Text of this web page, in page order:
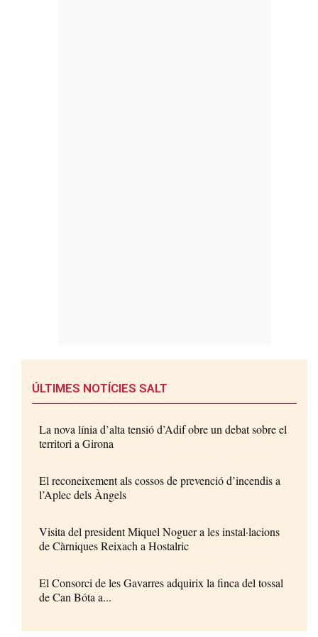
ÚLTIMES NOTÍCIES SALT
La nova línia d’alta tensió d’Adif obre un debat sobre el
territori a Girona
El reconeixement als cossos de prevenció d’incendis a
l’Aplec dels Àngels
Visita del president Miquel Noguer a les instal·lacions
de Càrniques Reixach a Hostalric
El Consorci de les Gavarres adquirix la finca del tossal
de Can Bóta a...